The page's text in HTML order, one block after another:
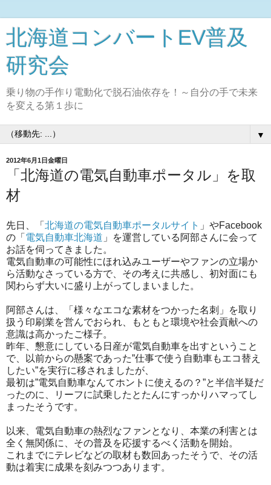
北海道コンバートEV普及
研究会
乗り物の手作り電動化で脱石油依存を！～自分の手で未来
を変える第１歩に
▼
2012年6月1日金曜日
「北海道の電気自動車ポータル」を取
材
先日、「 北海道の電気自動車ポータルサイト 」やFacebook
の「 電気自動車北海道 」を運営している阿部さんに会って
お話を伺ってきました。
電気自動車の可能性にほれ込みユーザーやファンの立場か
ら活動なさっている方で、その考えに共感し、初対面にも
関わらず大いに盛り上がってしまいました。
阿部さんは、「様々なエコな素材をつかった名刺」を取り
扱う印刷業を営んでおられ、もともと環境や社会貢献への
意識は高かったご様子。
昨年、懇意にしている日産が電気自動車を出すということ
で、以前からの懸案であった”仕事で使う自動車もエコ替え
したい”を実行に移されましたが、
最初は”電気自動車なんてホントに使えるの？”と半信半疑だ
ったのに、リーフに試乗したとたんにすっかりハマってし
まったそうです。
以来、電気自動車の熱烈なファンとなり、本業の利害とは
全く無関係に、その普及を応援するべく活動を開始。
これまでにテレビなどの取材も数回あったそうで、その活
動は着実に成果を刻みつつあります。